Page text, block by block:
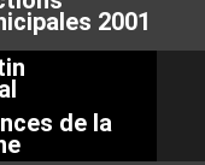
2001
de la